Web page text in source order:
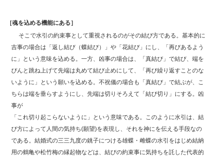
［魂を込める機能にある］
そこで水引の約束事として重視されるのがその結び方である。基本的に
吉事の場合は「返し結び（蝶結び）」や「花結び」にし、「再びあるよう
に」という意味を込める。一方、凶事の場合は、「真結び」で結び、端を
ぴんと跳ね上げて先端は丸めて結び止めにして、「再び繰り返すことのな
いように」という願いを込める。不祝儀の場合も「真結び」で結ぶが、こ
ちらは端を垂らすようにし、先端は切りそろえて「結び切り」にする。凶
事が
「これ切り起こらないように」という意味である。このように水引は、結
び方によって人間の気持ち(願望)を表現し、それを神にを伝える手段なの
である。結婚式の三三九度の銚子につける雄蝶・雌蝶の水引をはじめ結納
用の鶴亀や松竹梅の縁起物などは、結びの約束事に気持ちを託した代表的